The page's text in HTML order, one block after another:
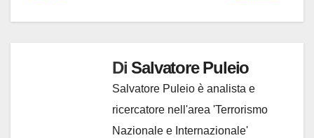
DiSalvatore Puleio
Salvatore Puleio è analista e
ricercatore nell'area 'Terrorismo
Nazionale e Internazionale'